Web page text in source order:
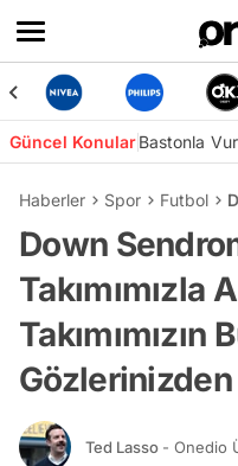
Güncel KonularBastonla
Haberler Spor Futbol
Down
Takımımızla
Takımımızın
Ted Lasso - Onedio